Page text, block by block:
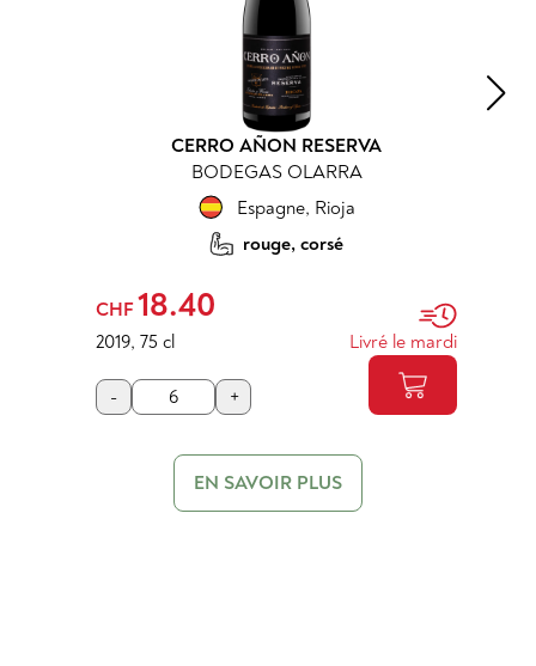
CERRO AÑON RESERVA
BODEGAS OLARRA
Espagne, Rioja
rouge, corsé
CHF 18.40
2019, 75 cl Livré le mardi
- +
EN SAVOIR PLUS